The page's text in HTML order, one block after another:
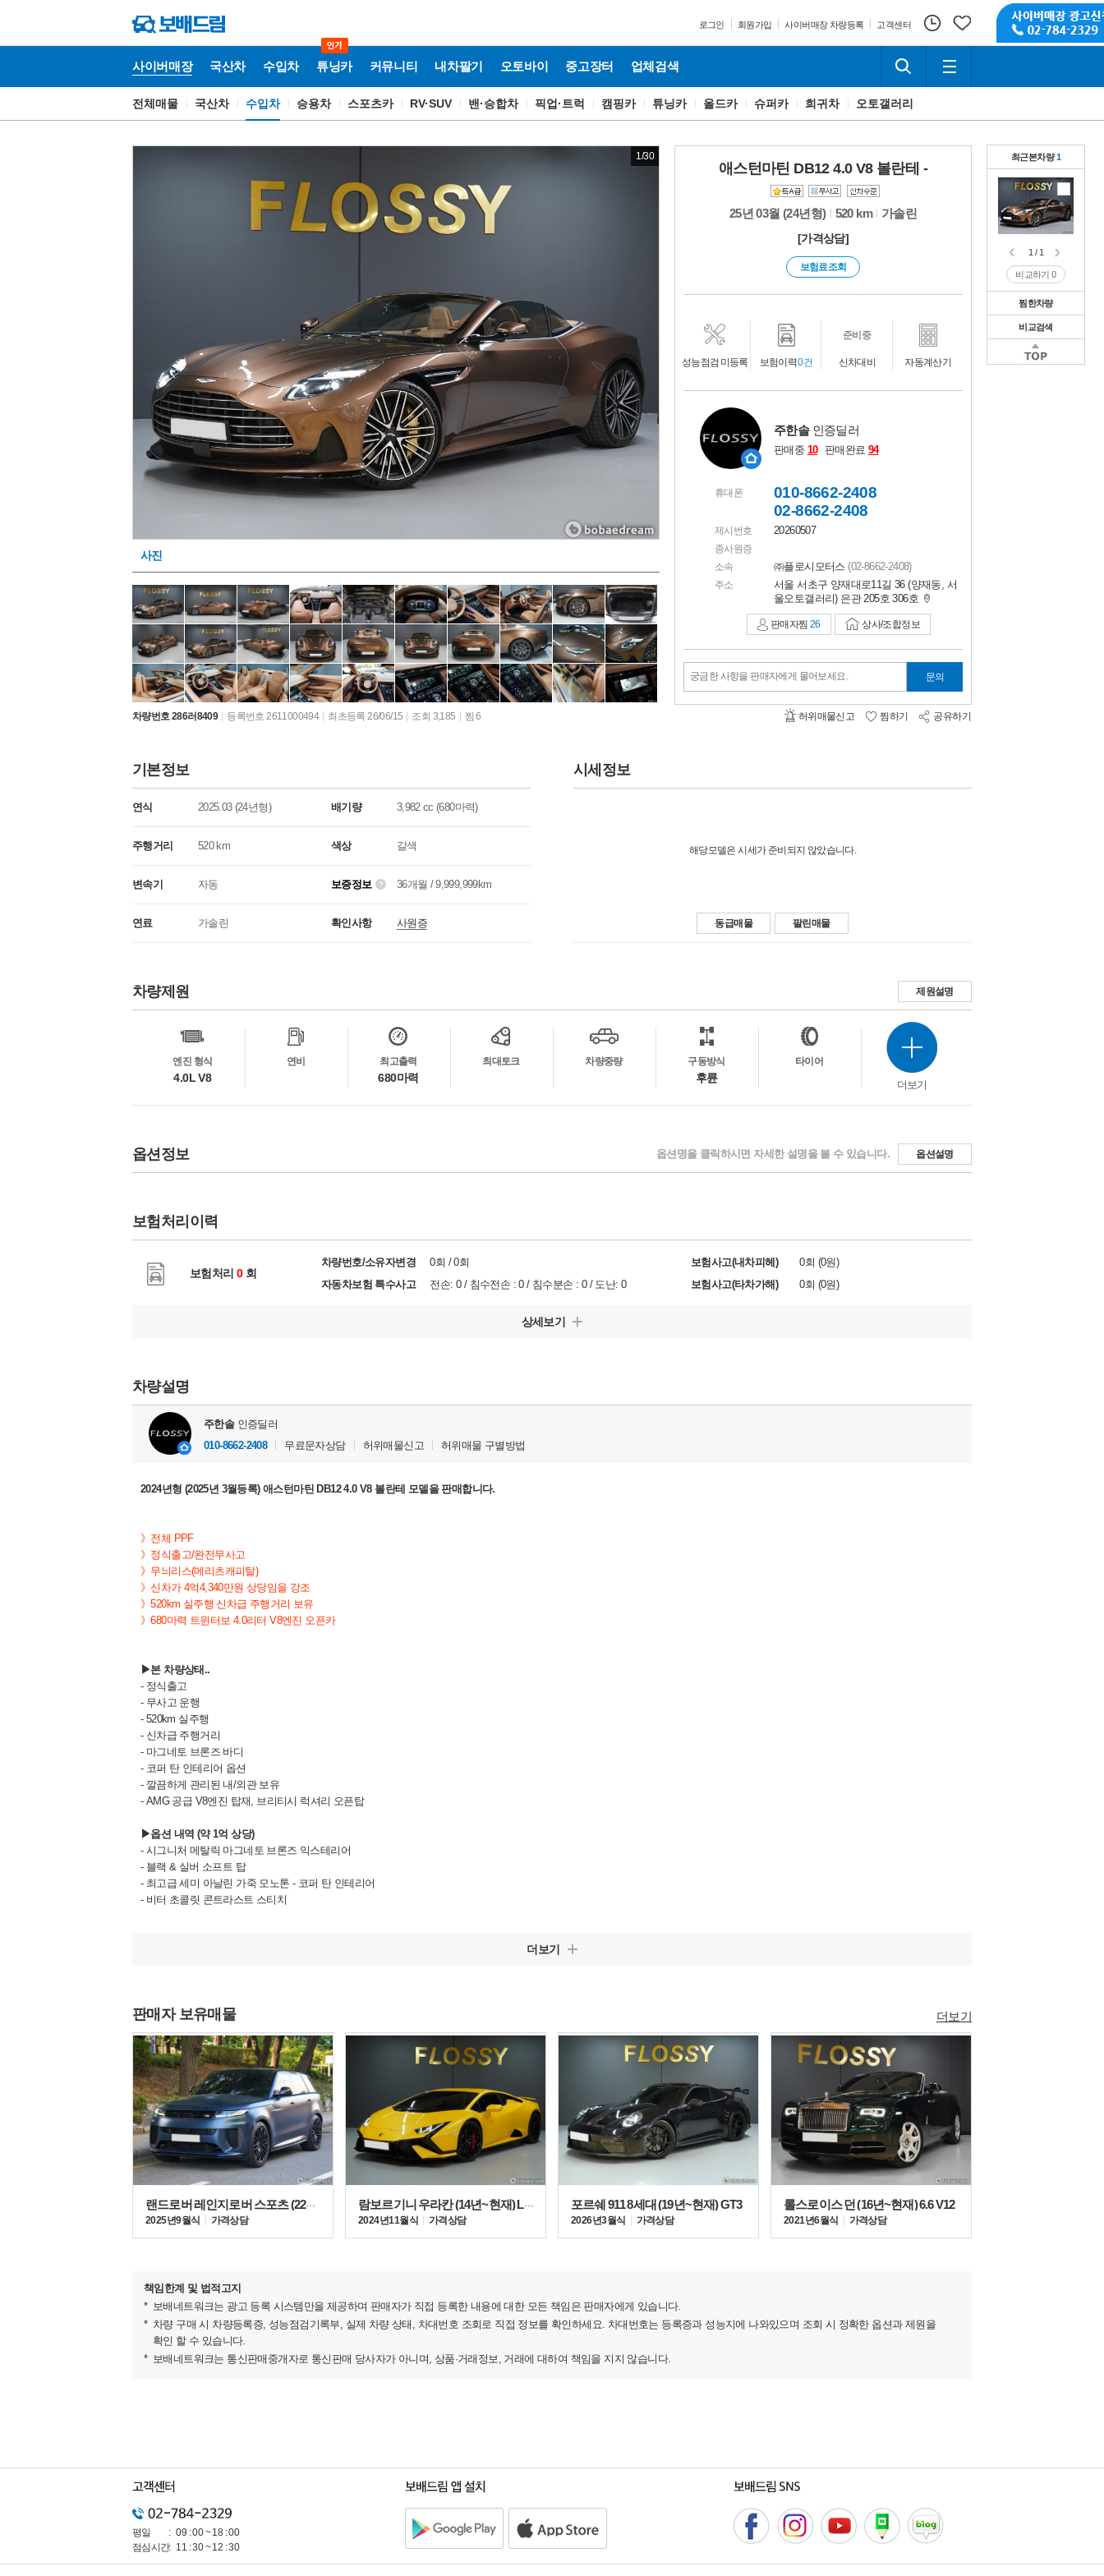
로그인 회원가입 사이버매장 차량등록 고객센터
사이버매장 국산차 수입차 튜닝카 커뮤니티 내차팔기 오토바이 중고장터 업체검색
사
전체매물 국산차 수입차 승용차 스포츠카 RV·SUV 밴·승합차 픽업·트럭 캠핑카 튜닝카 올드카 슈퍼카 희귀차 오토갤러리
1/30
사진
차량번호 286러8409 등록번호 2611000494 최초등록 26/06/15 조회 3,185 찜 6
애스턴마틴 DB12 4.0 V8 볼란테 -
25년 03월 (24년형) 520 km 가솔린
[가격상담]
보험료조회
성능점검 미등록 보험이력0건 신차대비
준비중
자동계산기
주한솔인증딜러
판매중 10 판매완료 94
휴대폰
010-8662-2408
02-8662-2408
제시번호 20260507
종사원증
소속
㈜플로시모터스 (02-8662-2408)
주소
서울 서초구 양재대로11길 36 (양재동, 서
울오토갤러리) 은관 205호 306호
판매자찜 26 상사/조합정보
궁금한 사항을 판매자에게 물어보세요. 문의
허위매물신고 찜하기 공유하기
기본정보
연식 2025.03 (24년형) 배기량 3,982 cc (680마력)
주행거리 520 km 색상 갈색
변속기 자동 보증정보 36개월 / 9,999,999km
연료 가솔린 확인사항 사원증
시세정보
해당모델은 시세가 준비되지 않았습니다.
동급매물 팔린매물
차량제원
제원설명
엔진 형식
4.0L V8
연비 최고출력
680마력
최대토크 차량중량 구동방식
후륜
타이어
더보기
옵션정보 옵션명을 클릭하시면 자세한 설명을 볼 수 있습니다. 옵션설명
보험처리이력
보험처리 0회
차량번호/소유자변경
0회 / 0회
자동차보험 특수사고
전손: 0 / 침수전손 : 0 / 침수분손 : 0 / 도난: 0
보험사고(내차피헤)
0회 (0원)
보험사고(타차가해)
0회 (0원)
상세보기
차량설명
주한솔인증딜러
010-8662-2408
무료문자상담 허위매물신고 허위매물 구별방법
2024년형 (2025년 3월등록) 애스턴마틴 DB12 4.0 V8 볼란테 모델을 판매합니다.
》 전체 PPF
》 정식출고/완전무사고
》 무늬리스(메리츠캐피탈)
》신차가 4억4,340만원 상당임을 강조
》520km 실주행 신차급 주행거리 보유
》680마력 트윈터보 4.0리터 V8엔진 오픈카
▶본 차량상태..
- 정식출고
- 무사고 운행
- 520km 실주행
- 신차급 주행거리
- 마그네토 브론즈 바디
- 코퍼 탄 인테리어 옵션
- 깔끔하게 관리된 내/외관 보유
- AMG 공급 V8엔진 탑재, 브리티시 럭셔리 오픈탑
▶옵션 내역 (약 1억 상당)
- 시그니처 메탈릭 마그네토 브론즈 익스테리어
- 블랙 & 실버 소프트 탑
- 최고급 세미 아날린 가죽 모노톤 - 코퍼 탄 인테리어
- 비터 초콜릿 콘트라스트 스티치
- 21인치 멀티스포크 포지드 휠 (새틴 블랙 DT)
- 16웨이 스포츠 플러스 시트
- 다크 오픈 포어 우드 트림
- 열선 포함 스포츠 스티어링 휠
- 새틴 다크 크롬 인테리어 주얼리
- 가죽 시트백 베니어
- 컨트라스트 스티치
- Bowers & Wilkins 서라운드 사운드
- 에나멜 윙 배지
- 헤비 파일 플로어 매트
▶DB12의 오픈톱 모델 볼란테
애스턴마틴이 DB12 오픈톱 모델인 DB12 볼란테(DB12 Volante)를 공개했다.
더보기
판매자 보유매물 더보기
랜드로버 레인지로버 스포츠 (22년~현재) 4.4 P635
2025년 9월식
가격상담
람보르기니 우라칸 (14년~현재) LP640-2 테크니카
2024년 11월식
가격상담
포르쉐 911 8세대 (19년~현재) GT3
2026년 3월식 가격상담
롤스로이스 던 (16년~현재) 6.6 V12
2021년 6월식 가격상담
책임한계 및 법적고지
보배네트워크는 광고 등록 시스템만을 제공하며 판매자가 직접 등록한 내용에 대한 모든 책임은 판매자에게 있습니다.
차량 구매 시 차량등록증, 성능점검기록부, 실제 차량 상태, 차대번호 조회로 직접 정보를 확인하세요. 차대번호는 등록증과 성능지에 나와있으며 조회 시 정확한 옵션과 제원을
확인 할 수 있습니다.
보배네트워크는 통신판매중개자로 통신판매 당사자가 아니며, 상품·거래정보, 거래에 대하여 책임을 지지 않습니다.
최근본차량1
1 / 1
비교하기0
찜한차량
1 / 1
비교하기
비교검색
1 / 1
평일
09 : 00 ~ 18 : 00
점심시간 11 : 30 ~ 12 : 30